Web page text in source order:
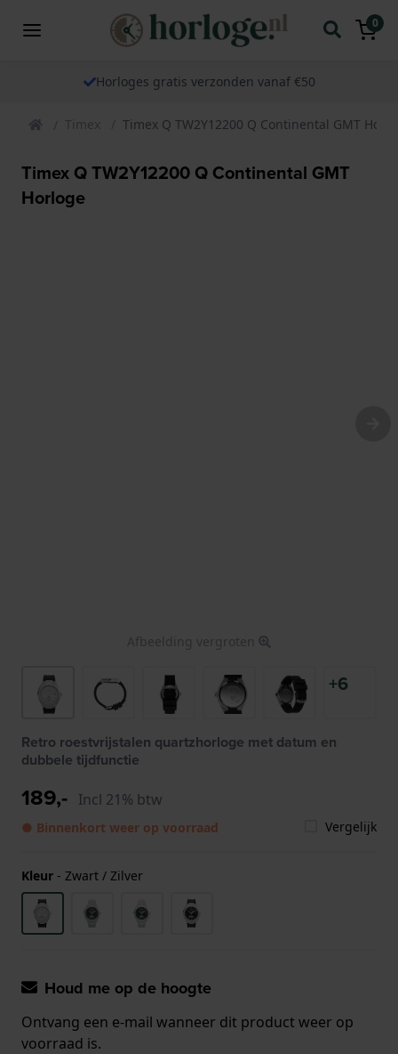
0
Horloges gratis verzonden vanaf €50
Timex Timex Q TW2Y12200 Q Continental GMT
Timex Q TW2Y12200 Q Continental GMT
Horloge
Afbeelding vergroten
+6
Retro roestvrijstalen quartzhorloge met datum en
dubbele tijdfunctie
189,- Incl 21% btw
● Binnenkort weer op voorraad Vergelijk
Kleur - Zwart / Zilver
Houd me op de hoogte
Ontvang een e-mail wanneer dit product weer op
voorraad is.